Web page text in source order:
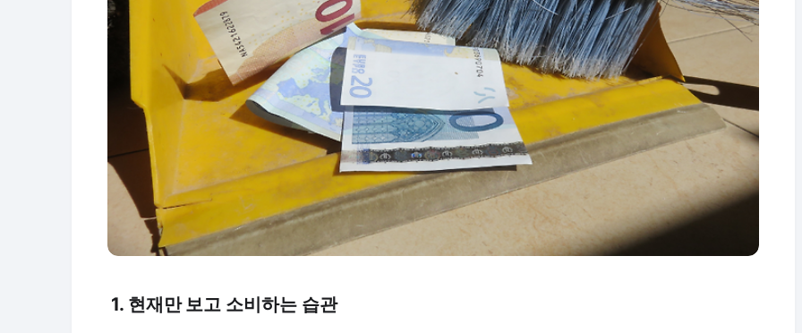
1. 현재만 보고 소비하는 습관